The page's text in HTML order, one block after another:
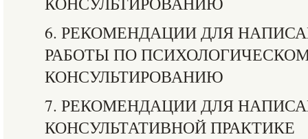
6. РЕКОМЕНДАЦИИ ДЛЯ
РАБОТЫ ПО
КОНСУЛЬТИРОВАНИЮ
7. РЕКОМЕНДАЦИИ ДЛЯ
КОНСУЛЬТАТИВНОЙ ПРАКТИКЕ